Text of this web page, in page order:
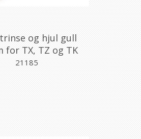
og hjul gull
for TX, TZ og TK
kuttere
21185